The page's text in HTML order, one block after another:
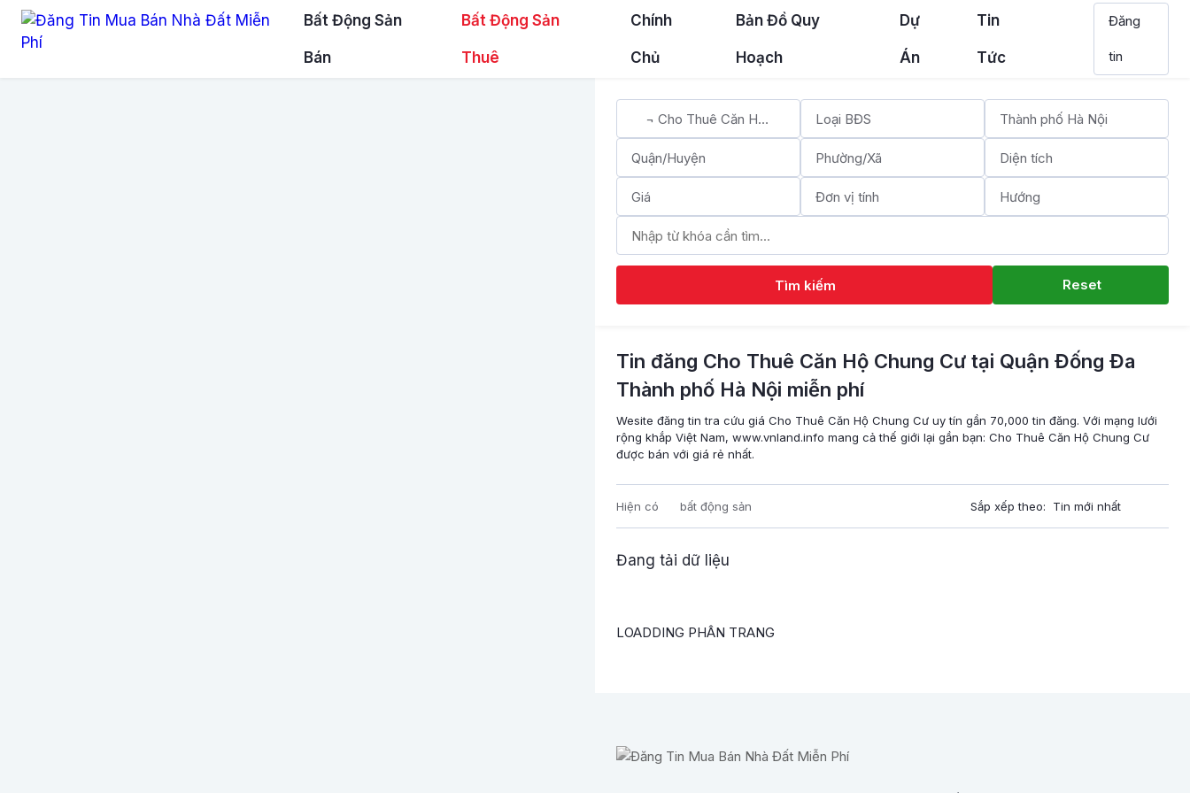
Bất Động Sản
Bán
Bất Động Sản
Thuê
Chính
Chủ
Bản Đồ Quy
Hoạch
Dự
Án
Tin
Tức
Đăng
tin
Tìm kiếm Reset
Tin đăng Cho Thuê Căn Hộ Chung Cư tại Quận Đống Đa
Thành phố Hà Nội miễn phí
Wesite đăng tin tra cứu giá Cho Thuê Căn Hộ Chung Cư uy tín gần 70,000 tin đăng. Với mạng lưới
rộng khắp Việt Nam, www.vnland.info mang cả thế giới lại gần bạn: Cho Thuê Căn Hộ Chung Cư
được bán với giá rẻ nhất.
Hiện có bất động sản Sắp xếp theo:
Đang tải dữ liệu
LOADDING PHÂN TRANG